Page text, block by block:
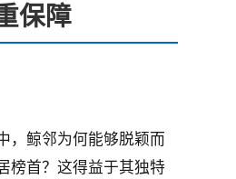
保障
，鲸邻为何能够脱颖而
榜首？这得益于其独特